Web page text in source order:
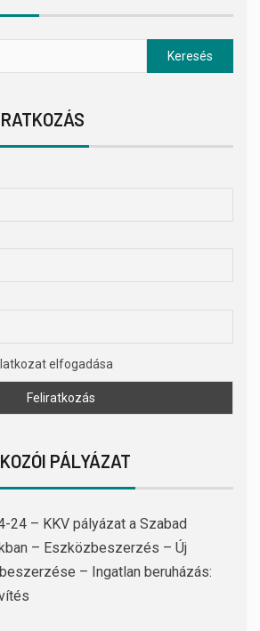
elfogadása
PÁLYÁZAT
24 – KKV pályázat a Szabad
– Eszközbeszerzés – Új
– Ingatlan beruházás: